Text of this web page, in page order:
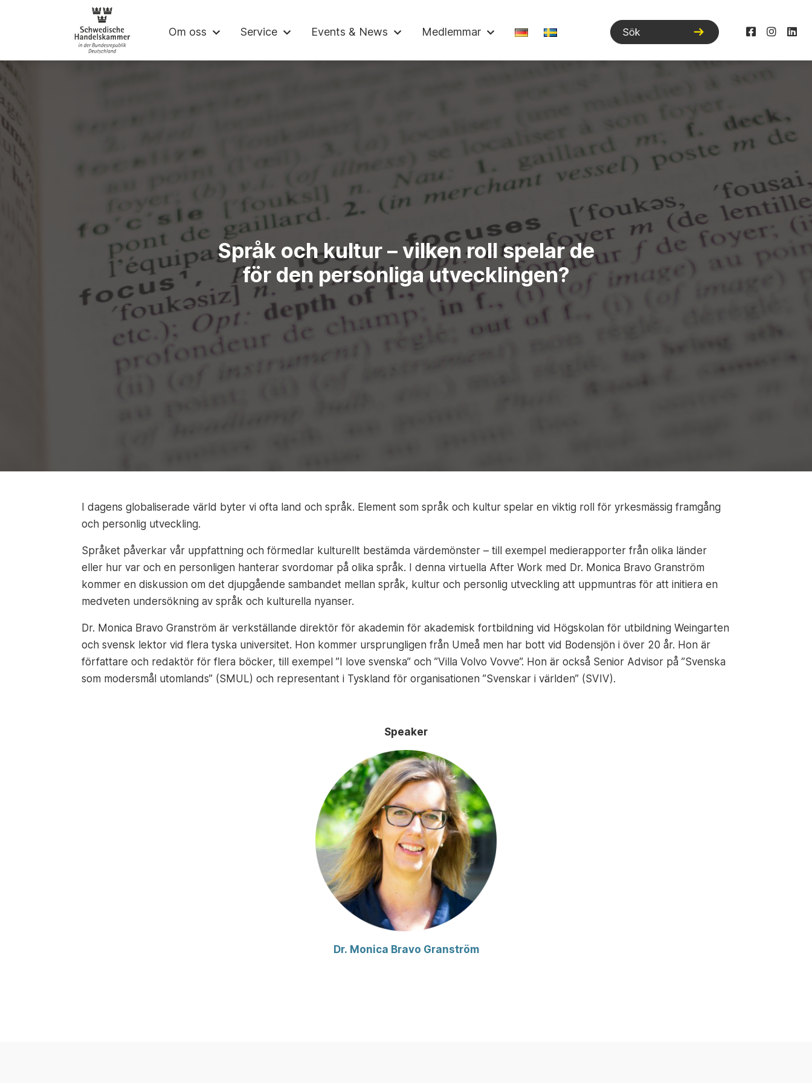
Svenska Handelskammaren
Om oss Service Events & News Medlemmar
Språk och kultur – vilken roll spelar de
för den personliga utvecklingen?
I dagens globaliserade värld byter vi ofta land och språk. Element som språk och kultur spelar en viktig roll för yrkesmässig framgång
och personlig utveckling.
Språket påverkar vår uppfattning och förmedlar kulturellt bestämda värdemönster – till exempel medierapporter från olika länder
eller hur var och en personligen hanterar svordomar på olika språk. I denna virtuella After Work med Dr. Monica Bravo Granström
kommer en diskussion om det djupgående sambandet mellan språk, kultur och personlig utveckling att uppmuntras för att initiera en
medveten undersökning av språk och kulturella nyanser.
Dr. Monica Bravo Granström är verkställande direktör för akademin för akademisk fortbildning vid Högskolan för utbildning Weingarten
och svensk lektor vid flera tyska universitet. Hon kommer ursprungligen från Umeå men har bott vid Bodensjön i över 20 år. Hon är
författare och redaktör för flera böcker, till exempel ”I love svenska” och ”Villa Volvo Vovve”. Hon är också Senior Advisor på ”Svenska
som modersmål utomlands” (SMUL) och representant i Tyskland för organisationen ”Svenskar i världen” (SVIV).
Speaker
Dr. Monica Bravo Granström